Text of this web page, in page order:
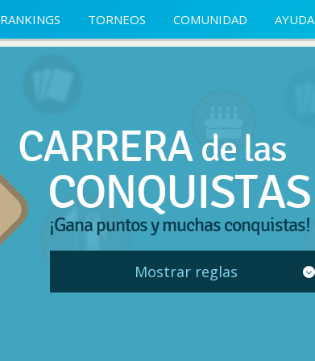
RANKINGS TORNEOS COMUNIDAD AYUDA
CARRERA de las
CONQUISTAS
¡Gana puntos y muchas conquistas!
Mostrar reglas